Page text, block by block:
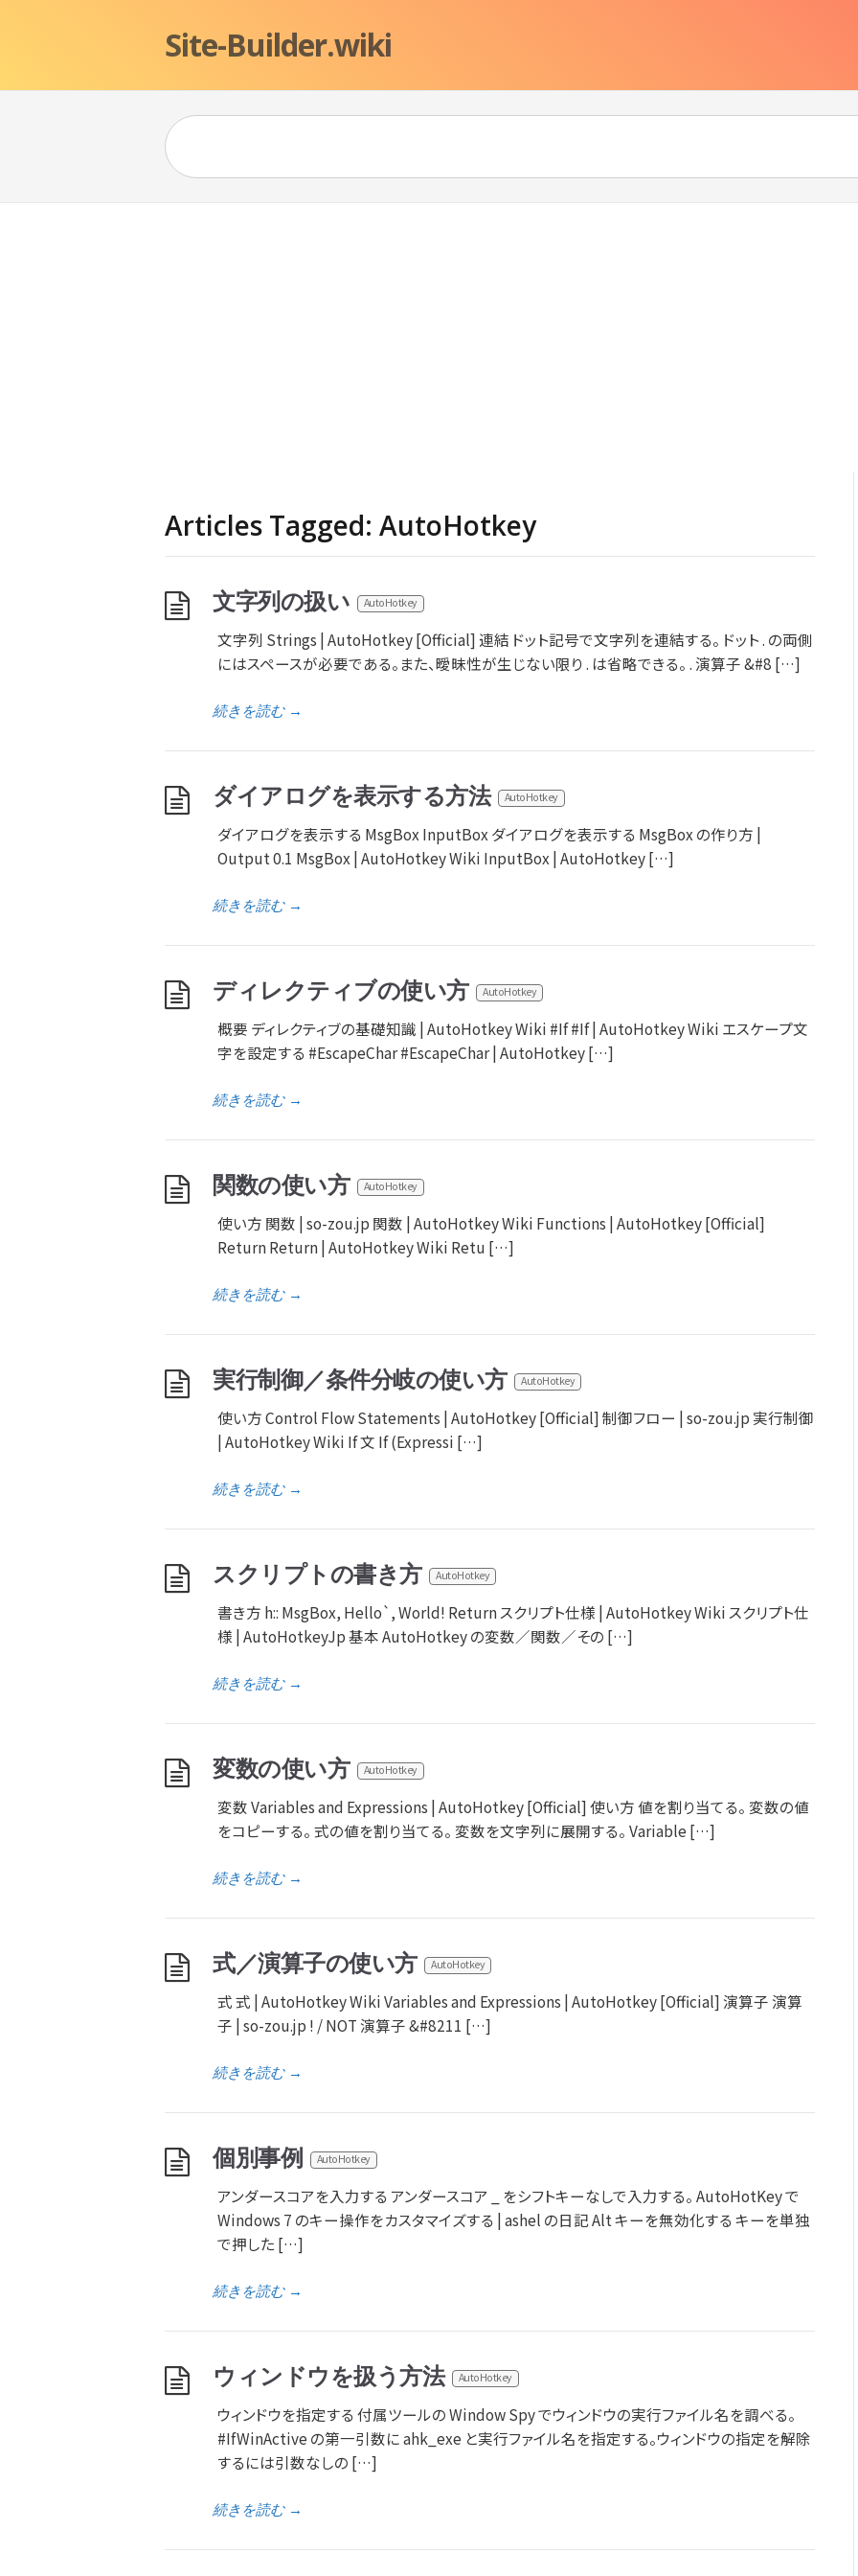
Site-Builder.wiki
Articles Tagged: AutoHotkey
文字列の扱い AutoHotkey
文字列 Strings | AutoHotkey [Official] 連結 ドット記号で文字列を連結する。 ドット . の両側
にはスペースが必要である。また、曖昧性が生じない限り . は省略できる。 . 演算子 &#8 […]
続きを読む→
ダイアログを表示する方法 AutoHotkey
ダイアログを表示する MsgBox InputBox ダイアログを表示する MsgBox の作り方 |
Output 0.1 MsgBox | AutoHotkey Wiki InputBox | AutoHotkey […]
続きを読む→
ディレクティブの使い方 AutoHotkey
概要 ディレクティブの基礎知識 | AutoHotkey Wiki #If #If | AutoHotkey Wiki エスケープ文
字を設定する #EscapeChar #EscapeChar | AutoHotkey […]
続きを読む→
関数の使い方 AutoHotkey
使い方 関数 | so-zou.jp 関数 | AutoHotkey Wiki Functions | AutoHotkey [Official]
Return Return | AutoHotkey Wiki Retu […]
続きを読む→
実行制御／条件分岐の使い方 AutoHotkey
使い方 Control Flow Statements | AutoHotkey [Official] 制御フロー | so-zou.jp 実行制御
| AutoHotkey Wiki If 文 If (Expressi […]
続きを読む→
スクリプトの書き方 AutoHotkey
書き方 h:: MsgBox, Hello`, World! Return スクリプト仕様 | AutoHotkey Wiki スクリプト仕
様 | AutoHotkeyJp 基本 AutoHotkey の変数／関数／その […]
続きを読む→
変数の使い方 AutoHotkey
変数 Variables and Expressions | AutoHotkey [Official] 使い方 値を割り当てる。 変数の値
をコピーする。 式の値を割り当てる。 変数を文字列に展開する。 Variable […]
続きを読む→
式／演算子の使い方 AutoHotkey
式 式 | AutoHotkey Wiki Variables and Expressions | AutoHotkey [Official] 演算子 演算
子 | so-zou.jp ! / NOT 演算子 &#8211 […]
続きを読む→
個別事例 AutoHotkey
アンダースコアを入力する アンダースコア _ をシフトキーなしで入力する。 AutoHotKey で
Windows 7 のキー操作をカスタマイズする | ashel の日記 Alt キーを無効化する キーを単独
で押した […]
続きを読む→
ウィンドウを扱う方法 AutoHotkey
ウィンドウを指定する 付属ツールの Window Spy でウィンドウの実行ファイル名を調べる。
#IfWinActive の第一引数に ahk_exe と実行ファイル名を指定する。ウィンドウの指定を解除
するには引数なしの […]
続きを読む→